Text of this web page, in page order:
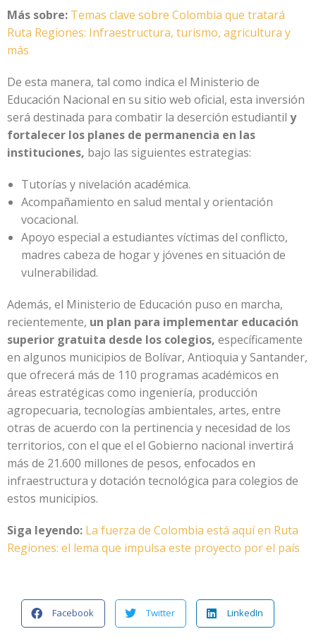
Más sobre: Temas clave sobre Colombia que tratará
Ruta Regiones: Infraestructura, turismo, agricultura y
más
De esta manera, tal como indica el Ministerio de
Educación Nacional en su sitio web oficial, esta inversión
será destinada para combatir la deserción estudiantil y
fortalecer los planes de permanencia en las
instituciones, bajo las siguientes estrategias:
Tutorías y nivelación académica.
Acompañamiento en salud mental y orientación
vocacional.
Apoyo especial a estudiantes víctimas del conflicto,
madres cabeza de hogar y jóvenes en situación de
vulnerabilidad.
Además, el Ministerio de Educación puso en marcha,
recientemente, un plan para implementar educación
superior gratuita desde los colegios, específicamente
en algunos municipios de Bolívar, Antioquia y Santander,
que ofrecerá más de 110 programas académicos en
áreas estratégicas como ingeniería, producción
agropecuaria, tecnologías ambientales, artes, entre
otras de acuerdo con la pertinencia y necesidad de los
territorios, con el que el el Gobierno nacional invertirá
más de 21.600 millones de pesos, enfocados en
infraestructura y dotación tecnológica para colegios de
estos municipios.
Siga leyendo: La fuerza de Colombia está aquí en Ruta
Regiones: el lema que impulsa este proyecto por el país
Facebook Twitter LinkedIn